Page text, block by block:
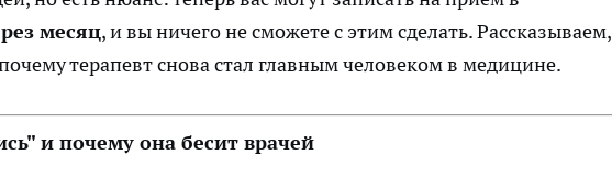
месяц, и вы ничего не сможете с этим сделать. Рассказываем,
терапевт снова стал главным человеком в медицине.
и почему она бесит врачей